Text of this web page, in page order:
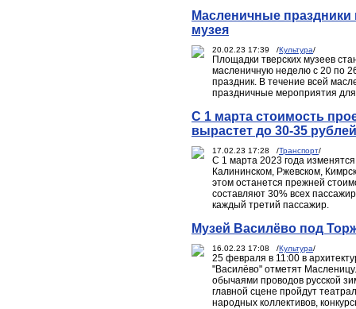
Масленичные
музея
20.02.23 17:39 /Культура/
Площадки тверских музеев
масленичную неделю с 20 по
праздник. В течение всей
праздничные мероприятия для
С 1 марта стоимость
вырастет до 30-35 рублей
17.02.23 17:28 /Транспорт/
С 1 марта 2023 года
Калининском, Ржевском,
этом останется прежней
составляют 30% всех
каждый третий пассажир.
Музей Василёво под
16.02.23 17:08 /Культура/
25 февраля в 11:00 в
"Василёво" отметят
обычаями проводов русской
главной сцене пройдут
народных коллективов,